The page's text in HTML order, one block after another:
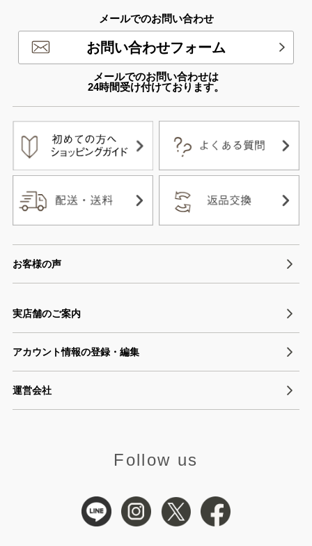
メールでのお問い合わせ
お問い合わせフォーム
メールでのお問い合わせは
24時間受け付けております。
お客様の声
実店舗のご案内
アカウント情報の登録・編集
運営会社
Follow us